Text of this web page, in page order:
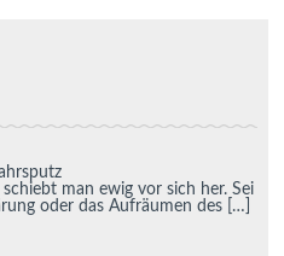
schiebt man ewig vor sich her. Sei
oder das Aufräumen des
[…]